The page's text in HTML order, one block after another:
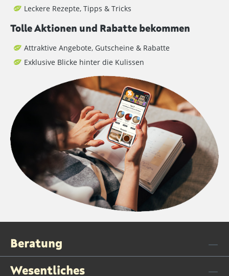
Leckere Rezepte, Tipps & Tricks
Tolle Aktionen und Rabatte bekommen
Attraktive Angebote, Gutscheine & Rabatte
Exklusive Blicke hinter die Kulissen
Beratung
Wesentliches